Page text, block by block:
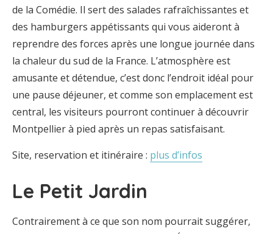
de la Comédie. Il sert des salades rafraîchissantes et
des hamburgers appétissants qui vous aideront à
reprendre des forces après une longue journée dans
la chaleur du sud de la France. L’atmosphère est
amusante et détendue, c’est donc l’endroit idéal pour
une pause déjeuner, et comme son emplacement est
central, les visiteurs pourront continuer à découvrir
Montpellier à pied après un repas satisfaisant.
Site, reservation et itinéraire : plus d’infos
Le Petit Jardin
Contrairement à ce que son nom pourrait suggérer,